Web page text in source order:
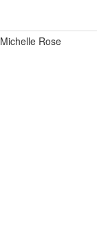
Michelle Rose